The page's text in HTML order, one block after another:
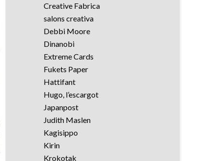
Creative Fabrica
salons creativa
Debbi Moore
Dinanobi
Extreme Cards
Fukets Paper
Hattifant
Hugo, l’escargot
Japanpost
Judith Maslen
Kagisippo
Kirin
Krokotak